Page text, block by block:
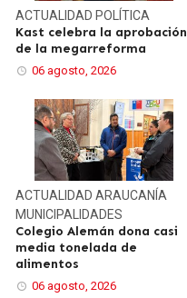
ACTUALIDAD POLÍTICA
Kast celebra la aprobación
de la megarreforma
06 agosto, 2026
ACTUALIDADARAUCANÍA
MUNICIPALIDADES
Colegio Alemán dona casi
media tonelada de
alimentos
06 agosto, 2026